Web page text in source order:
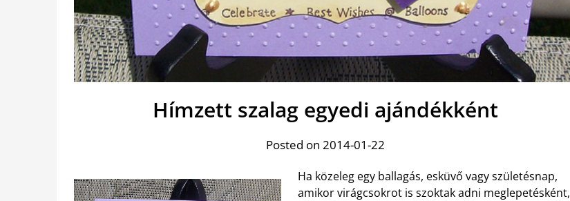
Hímzett szalag egyedi ajándékként
Posted on 2014-01-22
Ha közeleg egy ballagás, esküvő vagy születésnap,
amikor virágcsokrot is szoktak adni meglepetésként,